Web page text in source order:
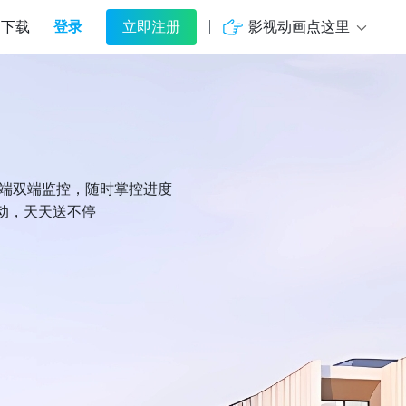
下载 登录 立即注册 影视动画点这里
双端监控，随时掌控进度
，天天送不停